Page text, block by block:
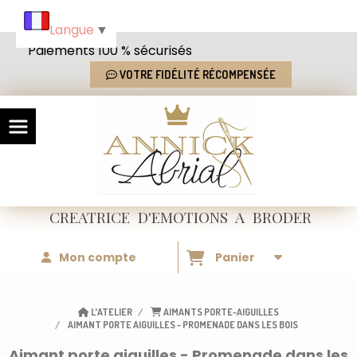
Paiements 100 % sécurisés
VOTRE FIDÉLITÉ RÉCOMPENSÉE
CREATRICED'EMOTIONSA BRODER
Mon compte Panier
L'ATELIER
AIMANTS PORTE-AIGUILLES
AIMANT PORTE AIGUILLES - PROMENADE DANS LES BOIS
Langue ▼